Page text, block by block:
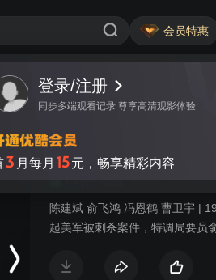
会员特惠
登录/注册
同步多端观看记录 尊享高清观影体验
3 月每月 15元，畅享精彩内容
视频 讨论
父亲的身份
陈建斌 俞飞鸿 冯恩鹤 曹卫宇 |
起美军被刺杀案件，特调局要员
别自己的身份。深陷危机的俞北